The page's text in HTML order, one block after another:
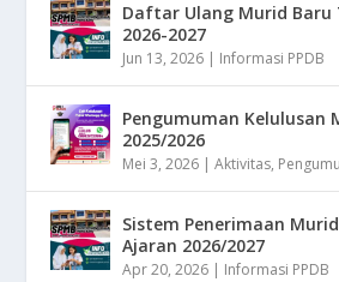
Daftar Ulang Murid Baru
2026-2027
Jun 13, 2026 | Informasi PPDB
Pengumuman Kelulusan
2025/2026
Mei 3, 2026 |Aktivitas,
Sistem Penerimaan
Ajaran 2026/2027
Apr 20, 2026 | Informasi PPDB